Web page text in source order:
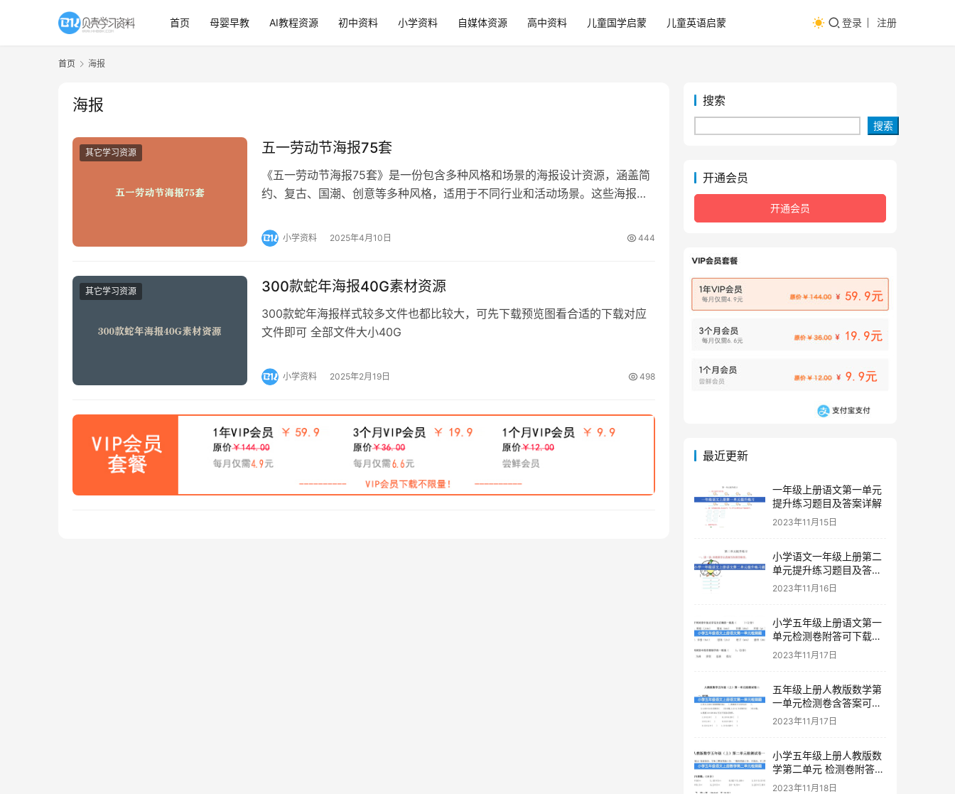
首页 母婴早教 AI教程资源 初中资料 小学资料 自媒体资源 高中资料 儿童国学启蒙 儿童英语启蒙 登录 注册
首页 海报
海报
其它学习资源 五一劳动节海报75套
《五一劳动节海报75套》是一份包含多种风格和场景的海报设计资源，涵盖简
约、复古、国潮、创意等多种风格，适用于不同行业和活动场景。这些海报模
小学资料 2025年4月10日 444
其它学习资源 300款蛇年海报40G素材资源
300款蛇年海报样式较多文件也都比较大，可先下载预览图看合适的下载对应
文件即可 全部文件大小40G
小学资料 2025年2月19日 498
搜索
搜索
开通会员
开通会员
最近更新
一年级上册语文第一单元
提升练习题目及答案详解
2023年11月15日
小学语文一年级上册第二
单元提升练习题目及答案
下载
2023年11月16日
小学五年级上册语文第一
单元检测卷附答可下载打
印
2023年11月17日
五年级上册人教版数学第
一单元检测卷含答案可下
载打印
2023年11月17日
小学五年级上册人教版数
学第二单元 检测卷附答案
下载
2023年11月18日